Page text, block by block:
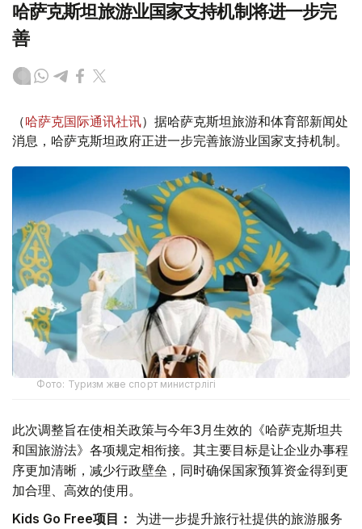
哈萨克斯坦旅游业国家支持机制将进一步完
善
（哈萨克国际通讯社讯）据哈萨克斯坦旅游和体育部新闻处
消息，哈萨克斯坦政府正进一步完善旅游业国家支持机制。
Фото: Туризм және спорт министрлігі
此次调整旨在使相关政策与今年3月生效的《哈萨克斯坦共
和国旅游法》各项规定相衔接。其主要目标是让企业办事程
序更加清晰，减少行政壁垒，同时确保国家预算资金得到更
加合理、高效的使用。
Kids Go Free项目： 为进一步提升旅行社提供的旅游服务